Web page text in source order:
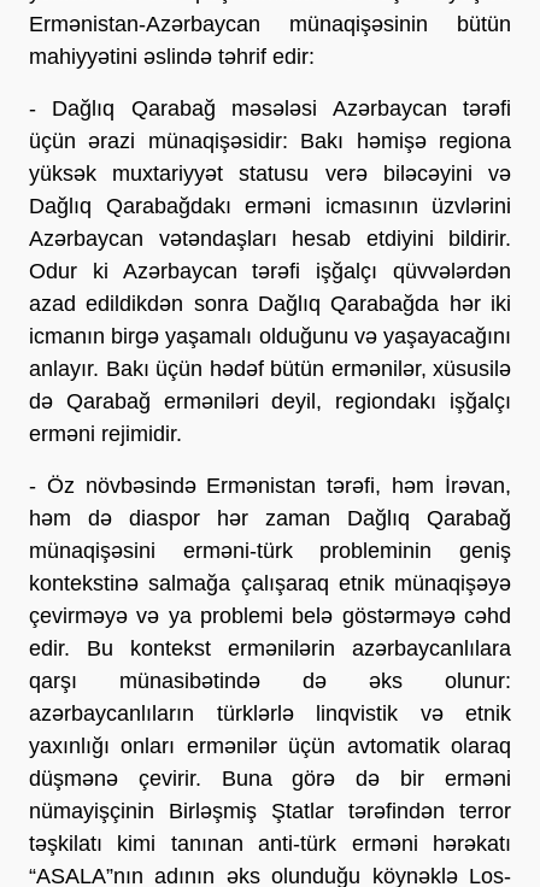
Ermənistan-Azərbaycan münaqişəsinin bütün
mahiyyətini əslində təhrif edir:
- Dağlıq Qarabağ məsələsi Azərbaycan tərəfi
üçün ərazi münaqişəsidir: Bakı həmişə regiona
yüksək muxtariyyət statusu verə biləcəyini və
Dağlıq Qarabağdakı erməni icmasının üzvlərini
Azərbaycan vətəndaşları hesab etdiyini bildirir.
Odur ki Azərbaycan tərəfi işğalçı qüvvələrdən
azad edildikdən sonra Dağlıq Qarabağda hər iki
icmanın birgə yaşamalı olduğunu və yaşayacağını
anlayır. Bakı üçün hədəf bütün ermənilər, xüsusilə
də Qarabağ erməniləri deyil, regiondakı işğalçı
erməni rejimidir.
- Öz növbəsində Ermənistan tərəfi, həm İrəvan,
həm də diaspor hər zaman Dağlıq Qarabağ
münaqişəsini erməni-türk probleminin geniş
kontekstinə salmağa çalışaraq etnik münaqişəyə
çevirməyə və ya problemi belə göstərməyə cəhd
edir. Bu kontekst ermənilərin azərbaycanlılara
qarşı münasibətində də əks olunur:
azərbaycanlıların türklərlə linqvistik və etnik
yaxınlığı onları ermənilər üçün avtomatik olaraq
düşmənə çevirir. Buna görə də bir erməni
nümayişçinin Birləşmiş Ştatlar tərəfindən terror
təşkilatı kimi tanınan anti-türk erməni hərəkatı
“ASALA”nın adının əks olunduğu köynəklə Los-